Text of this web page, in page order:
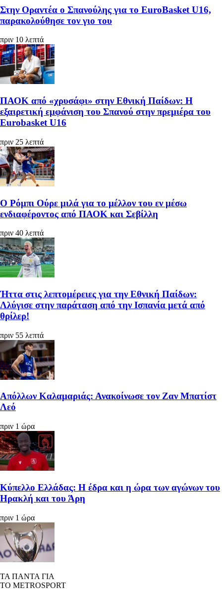
Στην Οραντέα ο Σπανούλης για το EuroBasket U16,
παρακολούθησε τον γιο του
πριν 10 λεπτά
ΠΑΟΚ από «χρυσάφι» στην Εθνική Παίδων: Η
εξαιρετική εμφάνιση του Σπανού στην πρεμιέρα του
Eurobasket U16
πριν 25 λεπτά
Ο Ρόμπι Ούρε μιλά για το μέλλον του εν μέσω
ενδιαφέροντος από ΠΑΟΚ και Σεβίλλη
πριν 40 λεπτά
Ήττα στις λεπτομέρειες για την Εθνική Παίδων:
Λλύγισε στην παράταση από την Ισπανία μετά από
θρίλερ!
πριν 55 λεπτά
Απόλλων Καλαμαριάς: Ανακοίνωσε τον Ζαν Μπατίστ
Λεό
πριν 1 ώρα
Κύπελλο Ελλάδας: Η έδρα και η ώρα των αγώνων του
Ηρακλή και του Άρη
πριν 1 ώρα
ΤΑ ΠΑΝΤΑ ΓΙΑ
ΤΟ METROSPORT